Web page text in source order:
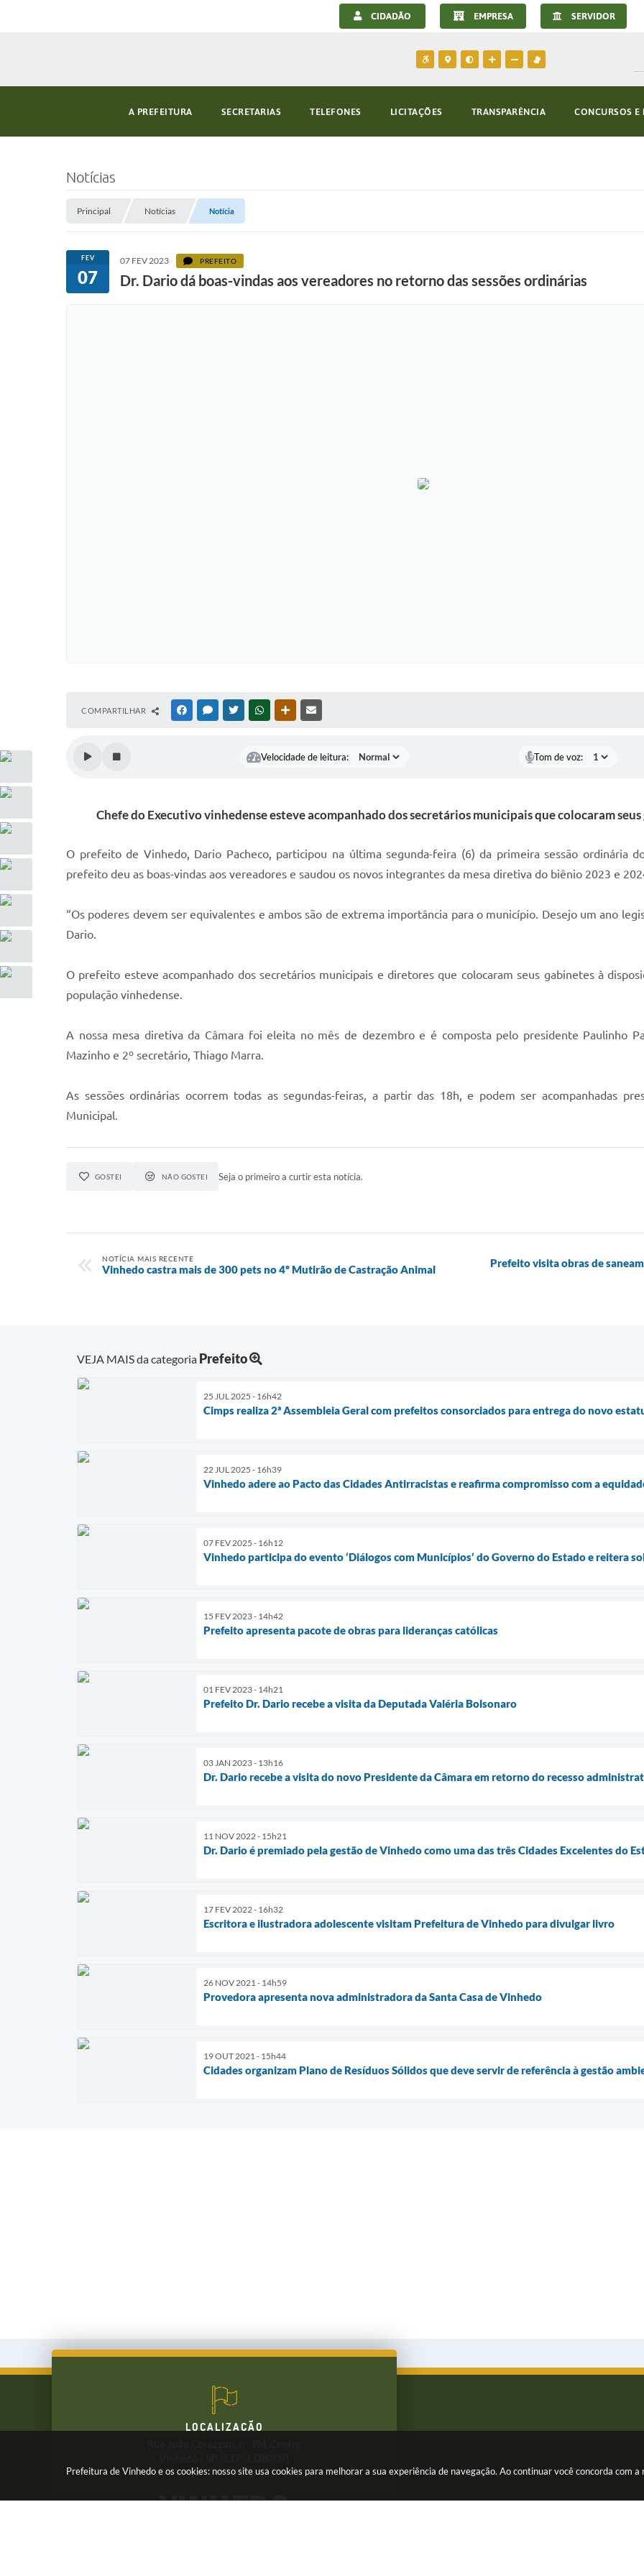
Prefeitura de Vinhedo e os cookies: nosso site usa cookies para melhorar a sua experiência de navegação. Ao continuar você concorda com a
CIDADÃO EMPRESA SERVIDOR
A PREFEITURA SECRETARIAS TELEFONES LICITAÇÕES TRANSPARÊNCIA CONCURSOS E
Notícias
Principal Notícias Notícia
FEV
07
07 FEV 2023 PREFEITO
Dr. Dario dá boas-vindas aos vereadores no retorno das sessões ordinárias
COMPARTILHAR FACEBOOKMESSENGER
TWITTERWHATSAPPOUTRAS MÍDIAS
Velocidade de leitura: Tom de voz:
Chefe do Executivo vinhedense esteve acompanhado dos secretários municipais que colocaram
O prefeito de Vinhedo, Dario Pacheco, participou na última segunda-feira (6) da primeira sessão ordinária
prefeito deu as boas-vindas aos vereadores e saudou os novos integrantes da mesa diretiva do biênio 2023 e
“Os poderes devem ser equivalentes e ambos são de extrema importância para o município. Desejo um ano
Dario.
O prefeito esteve acompanhado dos secretários municipais e diretores que colocaram seus gabinetes à
população vinhedense.
A nossa mesa diretiva da Câmara foi eleita no mês de dezembro e é composta pelo presidente Paulinho
Mazinho e 2º secretário, Thiago Marra.
As sessões ordinárias ocorrem todas as segundas-feiras, a partir das 18h, e podem ser acompanhadas
Municipal.
GOSTEI NÃO GOSTEI Seja o primeiro a curtir esta notícia.
NOTÍCIA MAIS RECENTE
Vinhedo castra mais de 300 pets no 4º Mutirão de Castração Animal
Prefeito visita obras de
VEJA MAIS da categoria Prefeito
25 JUL 2025 - 16h42
Cimps realiza 2ª Assembleia Geral com prefeitos consorciados para entrega do novo
22 JUL 2025 - 16h39
Vinhedo adere ao Pacto das Cidades Antirracistas e reafirma compromisso com a
07 FEV 2025 - 16h12
Vinhedo participa do evento ‘Diálogos com Municípios’ do Governo do Estado e reitera
15 FEV 2023 - 14h42
Prefeito apresenta pacote de obras para lideranças católicas
01 FEV 2023 - 14h21
Prefeito Dr. Dario recebe a visita da Deputada Valéria Bolsonaro
03 JAN 2023 - 13h16
Dr. Dario recebe a visita do novo Presidente da Câmara em retorno do recesso
11 NOV 2022 - 15h21
Dr. Dario é premiado pela gestão de Vinhedo como uma das três Cidades Excelentes do
17 FEV 2022 - 16h32
Escritora e ilustradora adolescente visitam Prefeitura de Vinhedo para divulgar livro
26 NOV 2021 - 14h59
Provedora apresenta nova administradora da Santa Casa de Vinhedo
19 OUT 2021 - 15h44
Cidades organizam Plano de Resíduos Sólidos que deve servir de referência à gestão
(19) 3826-7800
LOCALIZAÇÃO